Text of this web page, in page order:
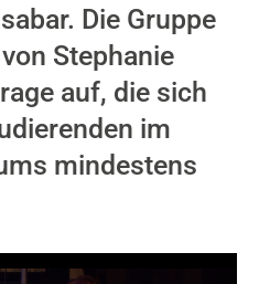
Die Gruppe
Stephanie
auf, die sich
im
mindestens